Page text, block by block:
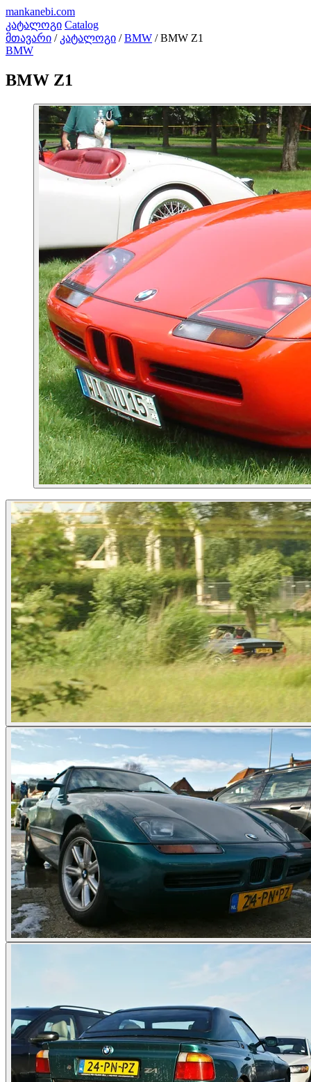
mankanebi.com
კატალოგი Catalog
მთავარი / კატალოგი / BMW / BMW Z1
BMW
BMW Z1